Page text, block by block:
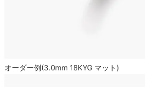
オーダー例(3.0mm 18KYG マット)